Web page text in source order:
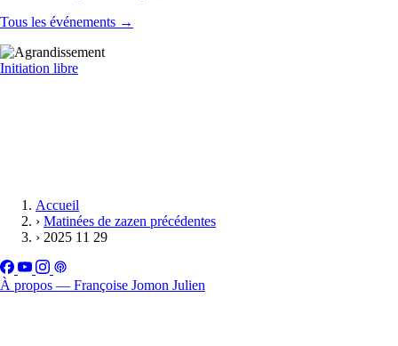
Tous les événements →
Initiation libre
Accueil
› Matinées de zazen précédentes
› 2025 11 29
À propos — Françoise Jomon Julien